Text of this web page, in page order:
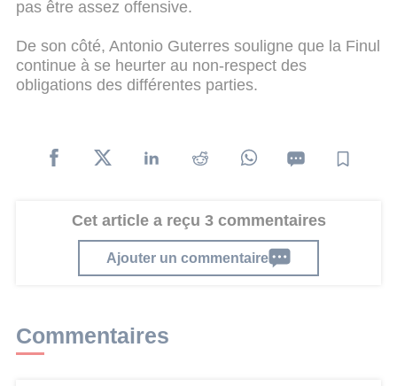
pas être assez offensive.
De son côté, Antonio Guterres souligne que la Finul
continue à se heurter au non-respect des
obligations des différentes parties.
Cet article a reçu 3 commentaires
Ajouter un commentaire
Commentaires